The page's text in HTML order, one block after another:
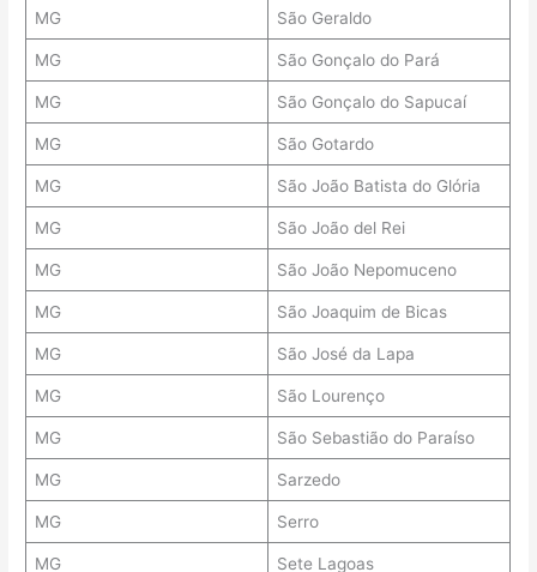
MG São Geraldo
MG São Gonçalo do Pará
MG São Gonçalo do Sapucaí
MG São Gotardo
MG São João Batista do Glória
MG São João del Rei
MG São João Nepomuceno
MG São Joaquim de Bicas
MG São José da Lapa
MG São Lourenço
MG São Sebastião do Paraíso
MG Sarzedo
MG Serro
MG Sete Lagoas